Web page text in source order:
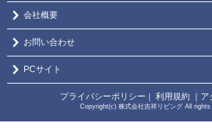
会社概要
お問い合わせ
PCサイト
プライバシーポリシー ｜ 利用規約 ｜
Copyright(c) 株式会社吉祥リビング All rights